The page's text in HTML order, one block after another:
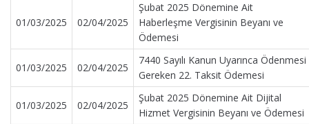
01/03/2025 02/04/2025
Şubat 2025 Dönemine Ait
Haberleşme Vergisinin Beyanı ve
Ödemesi
01/03/2025 02/04/2025
7440 Sayılı Kanun Uyarınca Ödenmesi
Gereken 22. Taksit Ödemesi
01/03/2025 02/04/2025
Şubat 2025 Dönemine Ait Dijital
Hizmet Vergisinin Beyanı ve Ödemesi